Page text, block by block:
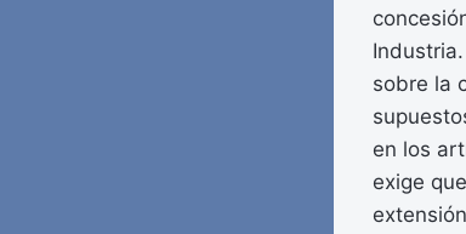
sobre la
en los
exige